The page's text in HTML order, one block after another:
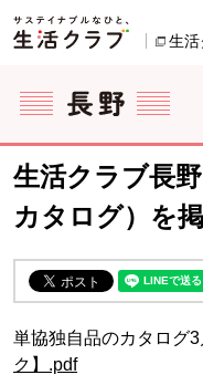
ページの先頭です。
生活
ここからサイト内共通メ
サイト内共通メニューを
サイト内共通メニューこ
生活クラブ長
カタログ）を
単協独自品のカタログ3
ク】.pdf